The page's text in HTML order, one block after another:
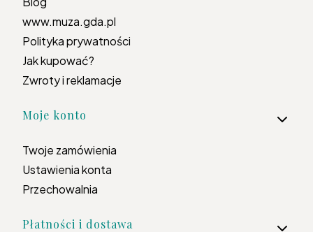
www.muza.gda.pl
Polityka prywatności
Jak kupować?
Zwroty i reklamacje
Moje konto
Twoje zamówienia
Ustawienia konta
Przechowalnia
Płatności i dostawa